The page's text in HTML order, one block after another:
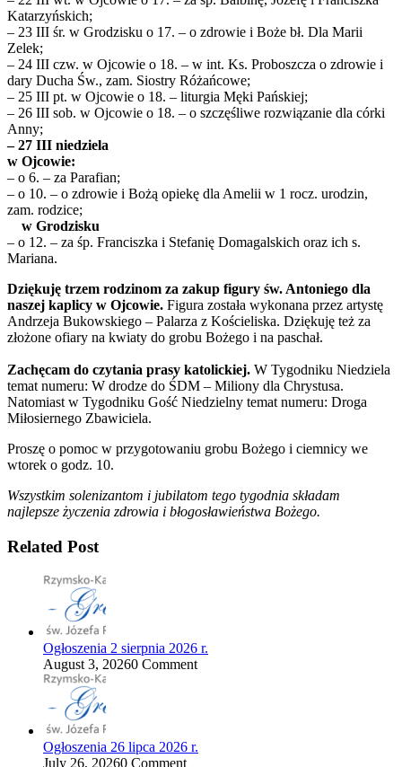
Katarzyńskich;
– 23 III śr. w Grodzisku o 17. – o zdrowie i Boże bł. Dla Marii
Zelek;
– 24 III czw. w Ojcowie o 18. – w int. Ks. Proboszcza o zdrowie i
dary Ducha Św., zam. Siostry Różańcowe;
– 25 III pt. w Ojcowie o 18. – liturgia Męki Pańskiej;
– 26 III sob. w Ojcowie o 18. – o szczęśliwe rozwiązanie dla córki
Anny;
– 27 III niedziela
w Ojcowie:
– o 6. – za Parafian;
– o 10. – o zdrowie i Bożą opiekę dla Amelii w 1 rocz. urodzin,
zam. rodzice;
w Grodzisku
– o 12. – za śp. Franciszka i Stefanię Domagalskich oraz ich s.
Mariana.
Dziękuję trzem rodzinom za zakup figury św. Antoniego dla
naszej kaplicy w Ojcowie. Figura została wykonana przez artystę
Andrzeja Bukowskiego – Palarza z Kościeliska. Dziękuję też za
złożone ofiary na kwiaty do grobu Bożego i na paschał.
Zachęcam do czytania prasy katolickiej. W Tygodniku Niedziela
temat numeru: W drodze do ŚDM – Miliony dla Chrystusa.
Natomiast w Tygodniku Gość Niedzielny temat numeru: Droga
Miłosiernego Zbawiciela.
Proszę o pomoc w przygotowaniu grobu Bożego i ciemnicy we
wtorek o godz. 10.
Wszystkim solenizantom i jubilatom tego tygodnia składam
najlepsze życzenia zdrowia i błogosławieństwa Bożego.
Related Post
Ogłoszenia 2 sierpnia 2026 r.
August 3, 20260 Comment
Ogłoszenia 26 lipca 2026 r.
July 26, 20260 Comment